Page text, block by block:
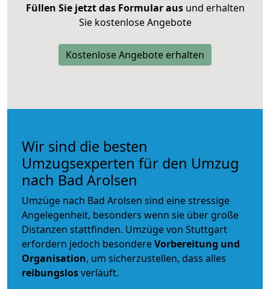
Füllen Sie jetzt das Formular ausund erhalten
Sie kostenlose Angebote
Kostenlose Angebote erhalten
Wir sind die besten
Umzugsexperten für den Umzug
nach Bad Arolsen
Umzüge nach Bad Arolsen sind eine stressige
Angelegenheit, besonders wenn sie über große
Distanzen stattfinden. Umzüge von Stuttgart
erfordern jedoch besondereVorbereitung und
Organisation, um sicherzustellen, dass alles
reibungslosverläuft.